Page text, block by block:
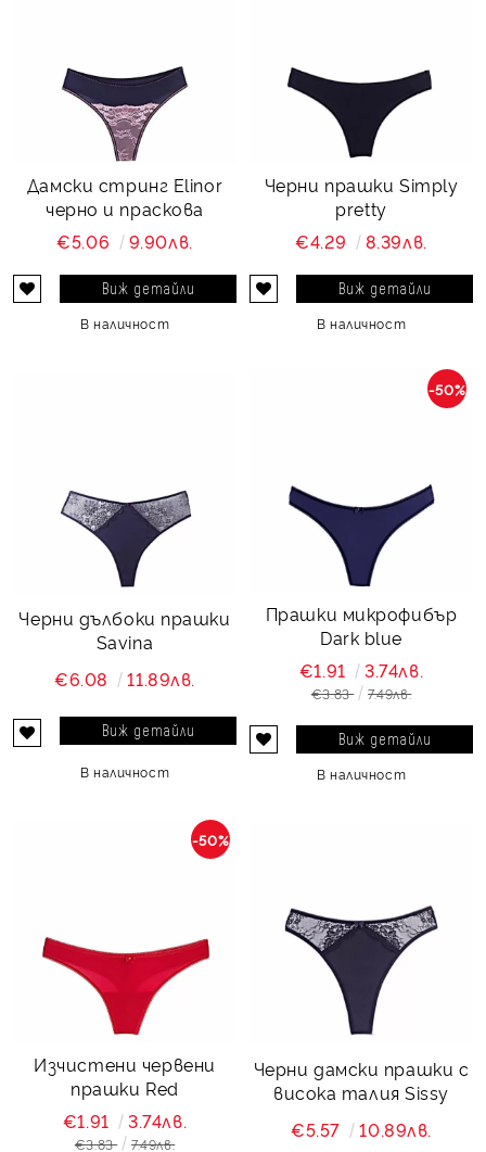
Дамски стринг Elinor
черно и праскова
€5.06
9.90лв.
Виж детайли
В наличност
Черни прашки Simply
pretty
€4.29
8.39лв.
Виж детайли
В наличност
Черни дълбоки прашки
Savina
€6.08
11.89лв.
Виж детайли
В наличност
Прашки микрофибър
Dark blue
-50%
€1.91 3.74лв.
€3.83 7.49лв.
Виж детайли
В наличност
Изчистени червени
прашки Red
-50%
€1.91 3.74лв.
€3.83 7.49лв.
Черни дамски прашки с
висока талия Sissy
€5.57
10.89лв.